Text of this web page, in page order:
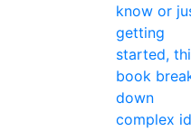
know or
getting
started,
book
down
complex